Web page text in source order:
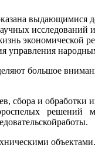
выдающими­ся
экономической
управ­ления
большое
сбора и обработки